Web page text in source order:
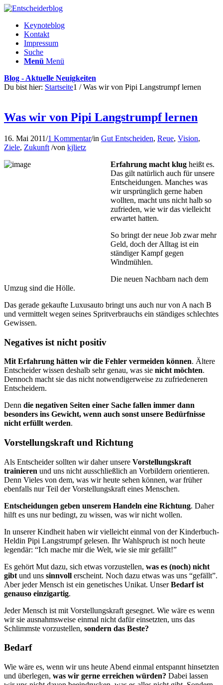
Keynoteblog
Kontakt
Impressum
Suche
Menü Menü
Blog - Aktuelle Neuigkeiten
Du bist hier: Startseite1 / Was wir von Pipi Langstrumpf lernen
Was wir von Pipi Langstrumpf lernen
16. Mai 2011/1 Kommentar/in Gut Entscheiden, Reue, Vision,
Ziele, Zukunft /von kjlietz
Erfahrung macht klug heißt es.
Das gilt natürlich auch für unsere
Entscheidungen. Manches was
wir ursprünglich gerne haben
wollten, macht uns nicht halb so
zufrieden, wie wir das vielleicht
erwartet hatten.
So bringt der neue Job zwar mehr
Geld, doch der Alltag ist ein
ständiger Kampf gegen
Windmühlen.
Die neuen Nachbarn nach dem
Umzug sind die Hölle.
Das gerade gekaufte Luxusauto bringt uns auch nur von A nach B
und vermittelt wegen seines Spritverbrauchs ein ständiges schlechtes
Gewissen.
Negatives ist nicht positiv
Mit Erfahrung hätten wir die Fehler vermeiden können. Ältere
Ent­scheider wissen deshalb sehr genau, was sie nicht möchten.
Dennoch macht sie das nicht notwendigerweise zu zufriedeneren
Entscheidern.
Denn die negativen Seiten einer Sache fallen immer dann
besonders ins Gewicht, wenn auch sonst unsere Bedürfnisse
nicht erfüllt wer­den.
Vorstellungskraft und Richtung
Als Entscheider sollten wir daher unsere Vorstellungskraft
trainieren und uns nicht ausschließlich an Vorbildern orientieren.
Denn Vieles von dem, was wir heute sehen können, war früher
ebenfalls nur Teil der Vorstellungskraft eines Menschen.
Entscheidungen geben unserem Handeln eine Richtung. Daher
hilft es uns nur bedingt, zu wissen, was wir nicht wollen.
In unserer Kindheit haben wir vielleicht einmal von der Kinderbuch-
Heldin Pipi Langstrumpf gelesen. Ihr Wahlspruch ist noch heute
legen­där: “Ich mache mir die Welt, wie sie mir gefällt!”
Es gehört Mut dazu, sich etwas vorzustellen, was es (noch) nicht
gibt und uns sinnvoll erscheint. Noch dazu etwas was uns “gefällt”.
Aber jeder Mensch ist ein genetisches Unikat. UnserBedarf ist
genauso einzigartig.
Jeder Mensch ist mit Vorstellungskraft gesegnet. Wie wäre es wenn
wir sie ausnahmsweise einmal nicht dafür einsetzten, uns das
Schlimmste vorzustellen, sondern das Beste?
Bedarf
Wie wäre es, wenn wir uns heute Abend einmal entspannt hinsetzten
und überlegen, was wir gerne erreichen würden? Dabei lassen